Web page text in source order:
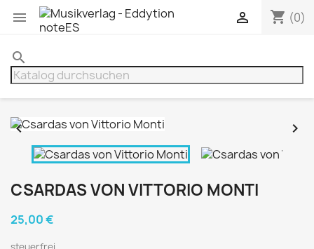
 shopping_cart (0)

search
 
CSARDAS VON VITTORIO MONTI
25,00 €